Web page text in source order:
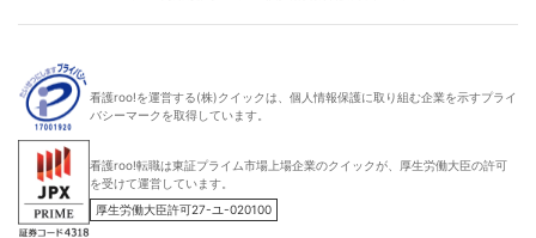
看護roo!を運営する(株)クイックは、個人情報保護に取り組む企業を示すプライ
バシーマークを取得しています。
看護roo!転職は東証プライム市場上場企業のクイックが、厚生労働大臣の許可
を受けて運営しています。
厚生労働大臣許可27-ユ-020100